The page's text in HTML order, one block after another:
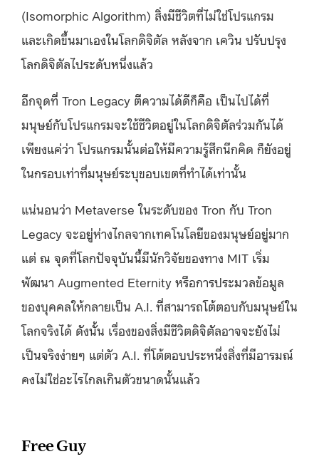
(Isomorphic Algorithm) สิ่งมีชีวิตที่ไม่ใช่โปรแกรม
และเกิดขึ้นมาเองในโลกดิจิตัล หลังจาก เควิน ปรับปรุง
โลกดิจิตัลไประดับหนึ่งแล้ว
อีกจุดที่ Tron Legacy ตีความได้ดีก็คือ เป็นไปได้ที่
มนุษย์กับโปรแกรมจะใช้ชีวิตอยู่ในโลกดิจิตัลร่วมกันได้
เพียงแค่ว่า โปรแกรมนั้นต่อให้มีความรู้สึกนึกคิด ก็ยังอยู่
ในกรอบเท่าที่มนุษย์ระบุขอบเขตที่ทำได้เท่านั้น
แน่นอนว่า Metaverse ในระดับของ Tron กับ Tron
Legacy จะอยู่ห่างไกลจากเทคโนโลยีของมนุษย์อยู่มาก
แต่ ณ จุดที่โลกปัจจุบันนี้มีนักวิจัยของทาง MIT เริ่ม
พัฒนา Augmented Eternity หรือการประมวลข้อมูล
ของบุคคลให้กลายเป็น A.I. ที่สามารถโต้ตอบกับมนุษย์ใน
โลกจริงได้ ดังนั้น เรื่องของสิ่งมีชีวิตดิจิตัลอาจจะยังไม่
เป็นจริงง่ายๆ แต่ตัว A.I. ที่โต้ตอบประหนึ่งสิ่งที่มีอารมณ์
คงไม่ใช่อะไรไกลเกินตัวขนาดนั้นแล้ว
Free Guy